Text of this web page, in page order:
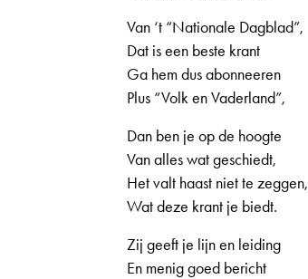
Van ‘t “Nationale Dagblad”,
Dat is een beste krant
Ga hem dus abonneeren
Plus “Volk en Vaderland”,
Dan ben je op de hoogte
Van alles wat geschiedt,
Het valt haast niet te zeggen,
Wat deze krant je biedt.
Zij geeft je lijn en leiding
En menig goed bericht